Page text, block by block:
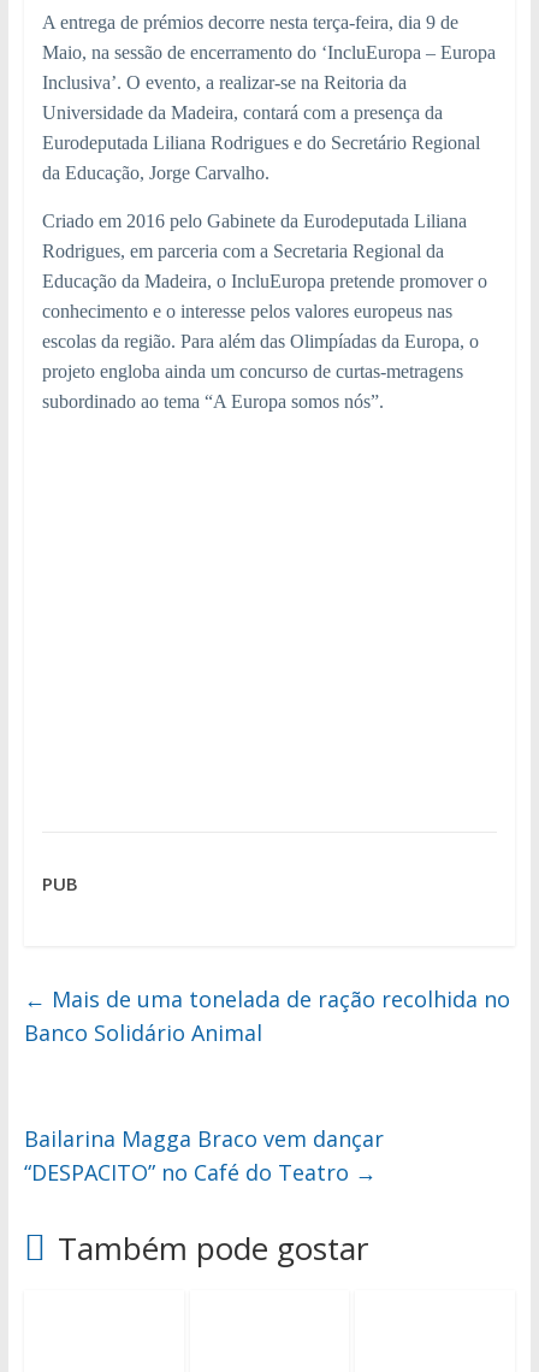
A entrega de prémios decorre nesta terça-feira, dia 9 de
Maio, na sessão de encerramento do ‘IncluEuropa – Europa
Inclusiva’. O evento, a realizar-se na Reitoria da
Universidade da Madeira, contará com a presença da
Eurodeputada Liliana Rodrigues e do Secretário Regional
da Educação, Jorge Carvalho.
Criado em 2016 pelo Gabinete da Eurodeputada Liliana
Rodrigues, em parceria com a Secretaria Regional da
Educação da Madeira, o IncluEuropa pretende promover o
conhecimento e o interesse pelos valores europeus nas
escolas da região. Para além das Olimpíadas da Europa, o
projeto engloba ainda um concurso de curtas-metragens
subordinado ao tema “A Europa somos nós”.
PUB
← Mais de uma tonelada de ração recolhida no
Banco Solidário Animal
Bailarina Magga Braco vem dançar
“DESPACITO” no Café do Teatro →
Também pode gostar